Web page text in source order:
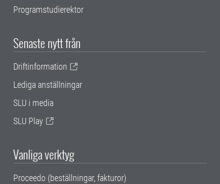
Programstudierektor
Senaste nytt från
Driftinformation
Lediga anställningar
SLU i media
SLU Play
Vanliga verktyg
Proceedo (beställningar, fakturor)